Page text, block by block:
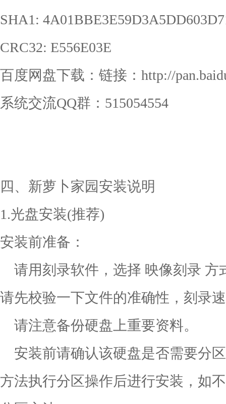
SHA1:
CRC32: E556E03E
百度网盘下载：链接：http://
系统交流QQ群：515054554
四、新萝卜家园安装说明
1.光盘安装(推荐)
安装前准备：
请用刻录软件，选择 映像刻录 方
请先校验一下文件的准确性，刻录
请注意备份硬盘上重要资料。
安装前请确认该硬盘是否需要分
方法执行分区操作后进行安装，如